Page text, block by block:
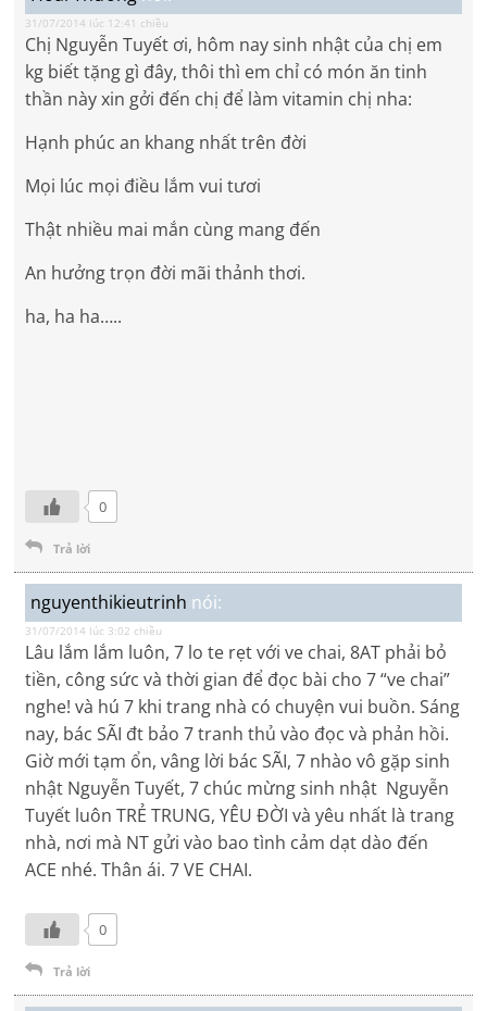
31/07/2014 lúc 12:41 chiều
Chị Nguyễn Tuyết ơi, hôm nay sinh nhật của chị em
kg biết tặng gì đây, thôi thì em chỉ có món ăn tinh
thần này xin gởi đến chị để làm vitamin chị nha:
Hạnh phúc an khang nhất trên đời
Mọi lúc mọi điều lắm vui tươi
Thật nhiều mai mắn cùng mang đến
An hưởng trọn đời mãi thảnh thơi.
ha, ha ha…..
0
Trả lời
nguyenthikieutrinh nói:
31/07/2014 lúc 3:02 chiều
Lâu lắm lắm luôn, 7 lo te rẹt với ve chai, 8AT phải bỏ
tiền, công sức và thời gian để đọc bài cho 7 “ve chai”
nghe! và hú 7 khi trang nhà có chuyện vui buồn. Sáng
nay, bác SÃI đt bảo 7 tranh thủ vào đọc và phản hồi.
Giờ mới tạm ổn, vâng lời bác SÃI, 7 nhào vô gặp sinh
nhật Nguyễn Tuyết, 7 chúc mừng sinh nhật Nguyễn
Tuyết luôn TRẺ TRUNG, YÊU ĐỜI và yêu nhất là trang
nhà, nơi mà NT gửi vào bao tình cảm dạt dào đến
ACE nhé. Thân ái. 7 VE CHAI.
0
Trả lời